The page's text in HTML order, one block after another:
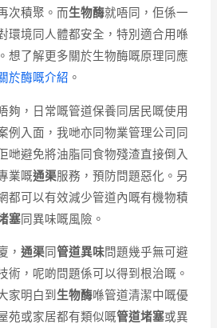
次積聚。而生物酶就唔同，佢係一
環境同人體都安全，特別適合用喺
想了解更多關於生物酶嘅原理同應
於酶嘅介紹 。
夠，日常嘅管道保養同居民嘅使用
例入面，我哋亦同物業管理公司同
哋避免將油脂同食物殘渣直接倒入
業嘅通渠服務，預防問題惡化。另
都可以有效減少管道內嘅有機物積
塞同異味嘅風險。
，通渠同管道異味問題幾乎無可避
術，呢啲問題係可以得到根治嘅。
家明白到 生物酶喺管道清潔中嘅優
苑或家居都有類似嘅管道堵塞或異